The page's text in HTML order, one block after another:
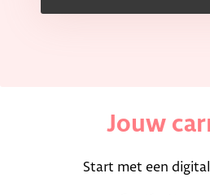
Jouw
Start met een